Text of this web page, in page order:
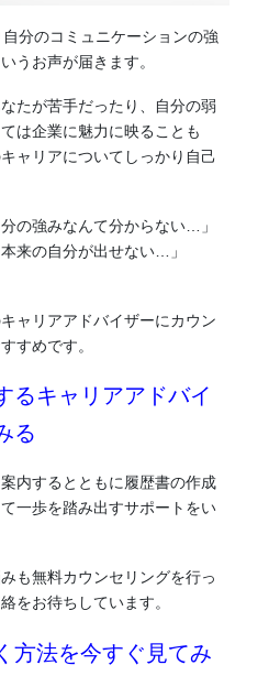
分のコミュニケーションの強
うお声が届きます。
たが苦手だったり、自分の弱
は企業に魅力に映ることも
ャリアについてしっかり自己
の強みなんて分からない…」
来の自分が出せない…」
ャリアアドバイザーにカウン
すめです。
るキャリアアドバイ
る
内するとともに履歴書の作成
一歩を踏み出すサポートをい
も無料カウンセリングを行っ
をお待ちしています。
方法を今すぐ見てみ